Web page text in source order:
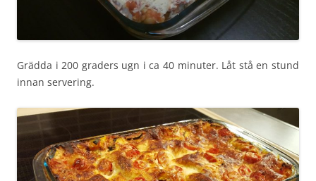
Grädda i 200 graders ugn i ca 40 minuter. Låt stå en stund
innan servering.